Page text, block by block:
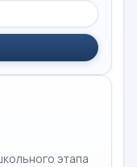
этапа